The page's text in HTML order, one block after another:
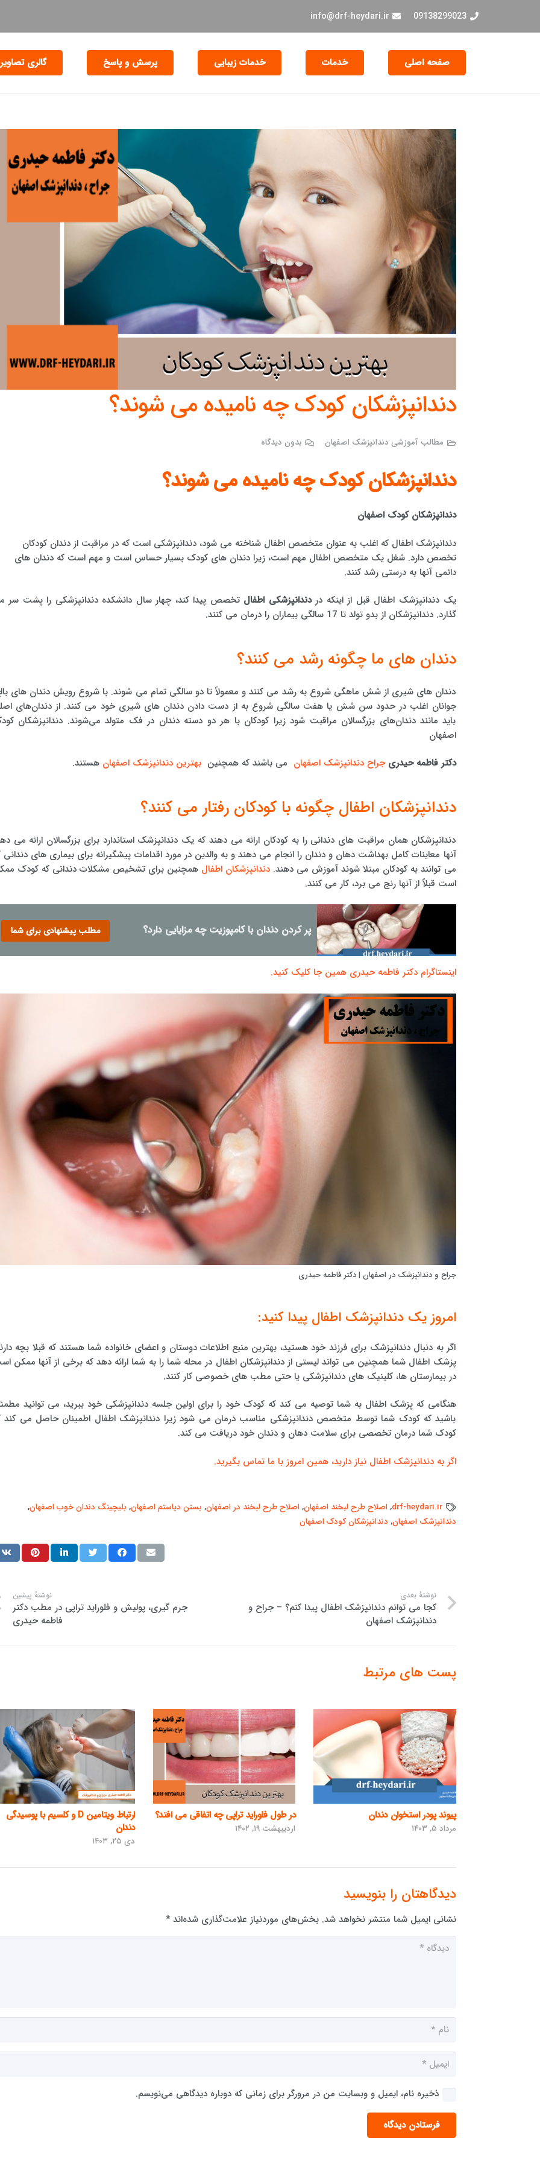
09138299023
info@drf-heydari.ir
صفحه اصلی خدمات خدمات زیبایی پرسش و پاسخ گالری تصاویر
دندانپزشکان کودک چه نامیده می شوند؟
مطالب آموزشی دندانپزشک اصفهان بدون دیدگاه
دندانپزشکان کودک چه نامیده می شوند؟
دندانپزشکان کودک اصفهان
دندانپزشک اطفال که اغلب به عنوان متخصص اطفال شناخته می شود، دندانپزشکی است که در مراقبت از دندان کودکان
تخصص دارد. شغل یک متخصص اطفال مهم است، زیرا دندان های کودک بسیار حساس است و مهم است که دندان های
دائمی آنها به درستی رشد کنند.
یک دندانپزشک اطفال قبل از اینکه دردندانپزشکی اطفال تخصص پیدا کند، چهار سال دانشکده دندانپزشکی را پشت سر
گذارد. دندانپزشکان از بدو تولد تا 17 سالگی بیماران را درمان می کنند.
دندان های ما چگونه رشد می کنند؟
دندان های شیری از شش ماهگی شروع به رشد می کنند و معمولاً تا دو سالگی تمام می شوند. با شروع رویش دندان های
جوانان اغلب در حدود سن شش یا هفت سالگی شروع به از دست دادن دندان های شیری خود می کنند. از دندان‌های
باید مانند دندان‌های بزرگسالان مراقبت شود زیرا کودکان با هر دو دسته دندان در فک متولد می‌شوند. دندانپزشکان
اصفهان
دکتر فاطمه حیدری جراح دندانپزشک اصفهان می باشند که همچنینبهترین دندانپزشک اصفهان هستند.
دندانپزشکان اطفال چگونه با کودکان رفتار می کنند؟
دندانپزشکان همان مراقبت های دندانی را به کودکان ارائه می دهند که یک دندانپزشک استاندارد برای بزرگسالان ارائه می
آنها معاینات کامل بهداشت دهان و دندان را انجام می دهند و به والدین در مورد اقدامات پیشگیرانه برای بیماری های دندانی
می توانند به کودکان مبتلا شوند آموزش می دهند. دندانپزشکان اطفال همچنین برای تشخیص مشکلات دندانی که کودک
است قبلاً از آنها رنج می برد، کار می کنند.
پر کردن دندان با کامپوزیت چه مزایایی دارد؟ مطلب پیشنهادی برای شما
اینستاگرام دکتر فاطمه حیدری همین جا کلیک کنید.
جراح و دندانپزشک در اصفهان | دکتر فاطمه حیدری
امروز یک دندانپزشک اطفال پیدا کنید:
اگر به دنبال دندانپزشک برای فرزند خود هستید، بهترین منبع اطلاعات دوستان و اعضای خانواده شما هستند که قبلا بچه
پزشک اطفال شما همچنین می تواند لیستی از دندانپزشکان اطفال در محله شما را به شما ارائه دهد که برخی از آنها ممکن
در بیمارستان ها، کلینیک های دندانپزشکی یا حتی مطب های خصوصی کار کنند.
هنگامی که پزشک اطفال به شما توصیه می کند که کودک خود را برای اولین جلسه دندانپزشکی خود ببرید، می توانید
باشید که کودک شما توسط متخصص دندانپزشکی مناسب درمان می شود زیرا دندانپزشک اطفال اطمینان حاصل می کند
کودک شما درمان تخصصی برای سلامت دهان و دندان خود دریافت می کند.
اگر به دندانپزشک اطفال نیاز دارید، همین امروز با ما تماس بگیرید.
drf-heydari.ir
,اصلاح طرح لبخند اصفهان,اصلاح طرح لبخند در اصفهان, بستن دیاستم اصفهان, بلیچینگ دندان خوب اصفهان,
دندانپزشک اصفهان, دندانپزشکان کودک اصفهان
نوشتهٔ پیشین
جرم گیری، پولیش و فلوراید تراپی در مطب دکتر
فاطمه حیدری
نوشتهٔ بعدی
کجا می توانم دندانپزشک اطفال پیدا کنم؟ – جراح و
دندانپزشک اصفهان
پست های مرتبط
پیوند پودر استخوان دندان
مرداد ۵, ۱۴۰۳
در طول فلوراید تراپی چه اتفاقی می افتد؟
اردیبهشت ۱۹, ۱۴۰۲
ارتباط ویتامین D و کلسیم با پوسیدگی
دندان
دی ۲۵, ۱۴۰۳
دیدگاهتان را بنویسید
نشانی ایمیل شما منتشر نخواهد شد. بخش‌های موردنیاز علامت‌گذاری شده‌اند*
ذخیره نام، ایمیل و وبسایت من در مرورگر برای زمانی که دوباره دیدگاهی می‌نویسم.
فرستادن دیدگاه